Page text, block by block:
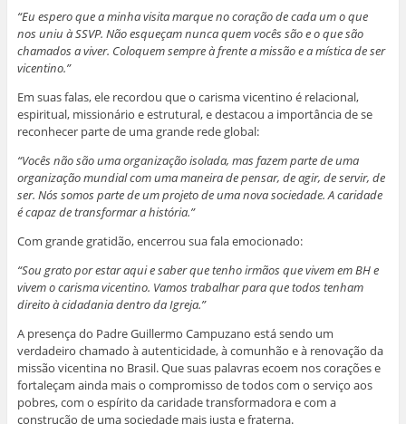
“Eu espero que a minha visita marque no coração de cada um o que
nos uniu à SSVP. Não esqueçam nunca quem vocês são e o que são
chamados a viver. Coloquem sempre à frente a missão e a mística de ser
vicentino.”
Em suas falas, ele recordou que o carisma vicentino é relacional,
espiritual, missionário e estrutural, e destacou a importância de se
reconhecer parte de uma grande rede global:
“Vocês não são uma organização isolada, mas fazem parte de uma
organização mundial com uma maneira de pensar, de agir, de servir, de
ser. Nós somos parte de um projeto de uma nova sociedade. A caridade
é capaz de transformar a história.”
Com grande gratidão, encerrou sua fala emocionado:
“Sou grato por estar aqui e saber que tenho irmãos que vivem em BH e
vivem o carisma vicentino. Vamos trabalhar para que todos tenham
direito à cidadania dentro da Igreja.”
A presença do Padre Guillermo Campuzano está sendo um
verdadeiro chamado à autenticidade, à comunhão e à renovação da
missão vicentina no Brasil. Que suas palavras ecoem nos corações e
fortaleçam ainda mais o compromisso de todos com o serviço aos
pobres, com o espírito da caridade transformadora e com a
construção de uma sociedade mais justa e fraterna.